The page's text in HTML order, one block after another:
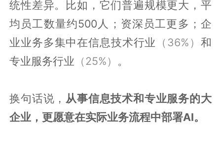
统性差异。比如，它们普遍规模更大，平
均员工数量约500人；资深员工更多；企
业业务多集中在信息技术行业 （36%） 和
专业服务行业 （25%） 。
换句话说， 从事信息技术和专业服务的大
企业，更愿意在实际业务流程中部署AI。